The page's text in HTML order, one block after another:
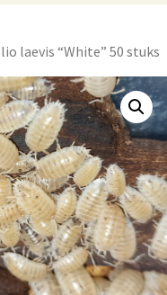
laevis “White” 50 stuks